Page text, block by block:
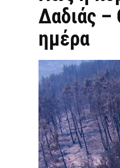
Δαδιάς –
ημέρα